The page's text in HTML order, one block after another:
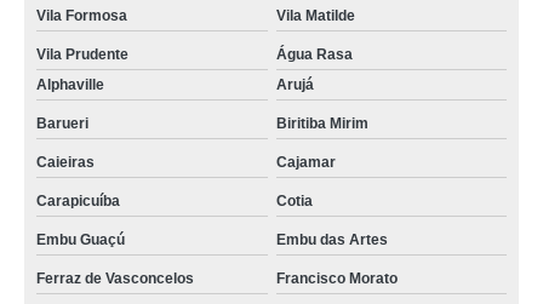
Vila Formosa Vila Matilde
Vila Prudente
Água Rasa
Alphaville
Arujá
Barueri Biritiba Mirim
Caieiras Cajamar
Carapicuíba Cotia
Embu Guaçú Embu das Artes
Ferraz de Vasconcelos Francisco Morato